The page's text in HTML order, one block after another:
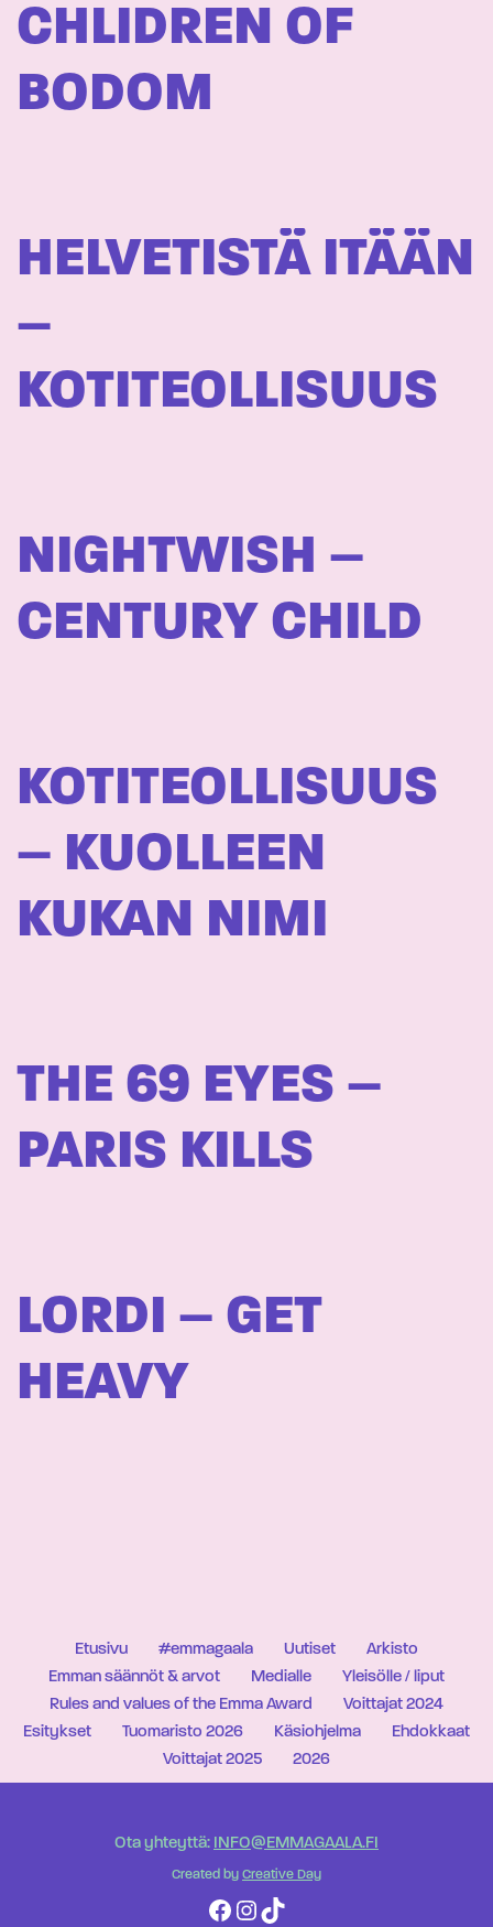
CHLIDREN OF
BODOM
HELVETISTÄ ITÄÄN
–
KOTITEOLLISUUS
NIGHTWISH –
CENTURY CHILD
KOTITEOLLISUUS
– KUOLLEEN
KUKAN NIMI
THE 69 EYES –
PARIS KILLS
LORDI – GET
HEAVY
Etusivu #emmagaala Uutiset
Arkisto
Emman säännöt & arvot
Medialle
Yleisölle / liput
Rules and values of the Emma Award
Voittajat 2024
Esitykset
Tuomaristo 2026 Käsiohjelma
Ehdokkaat
Voittajat 2025
2026
Ota yhteyttä: INFO@EMMAGAALA.FI
Created by Creative Day